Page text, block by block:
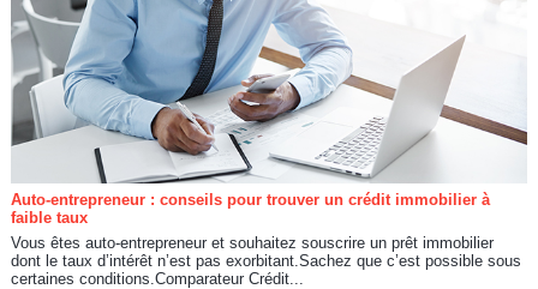
Auto-entrepreneur : conseils pour trouver un crédit immobilier à
faible taux
Vous êtes auto-entrepreneur et souhaitez souscrire un prêt immobilier
dont le taux d’intérêt n’est pas exorbitant.Sachez que c’est possible sous
certaines conditions.Comparateur Crédit...